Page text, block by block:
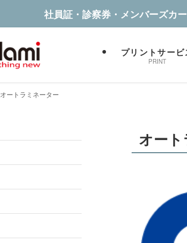
社員証・診察券・メンバーズカ
プリントサービ
PRINT
オートラミネーター
オー